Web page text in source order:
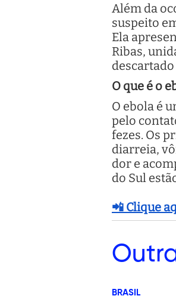
Além da
suspeito
Ela
Ribas,
O que é o
O ebola é
pelo
fezes. Os
diarreia,
dor e
do Sul
📲 Clique
BRASIL